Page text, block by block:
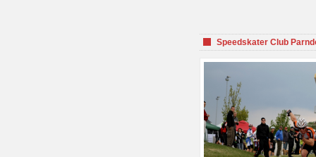
Speedskater Club